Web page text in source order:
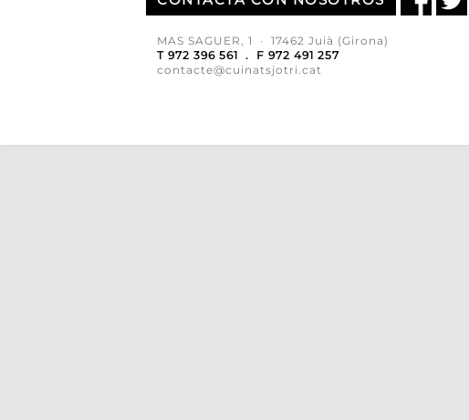
MAS SAGUER, 1 · 17462 Juià (Girona)
T 972 396 561 . F 972 491 257
contacte@cuinatsjotri.cat